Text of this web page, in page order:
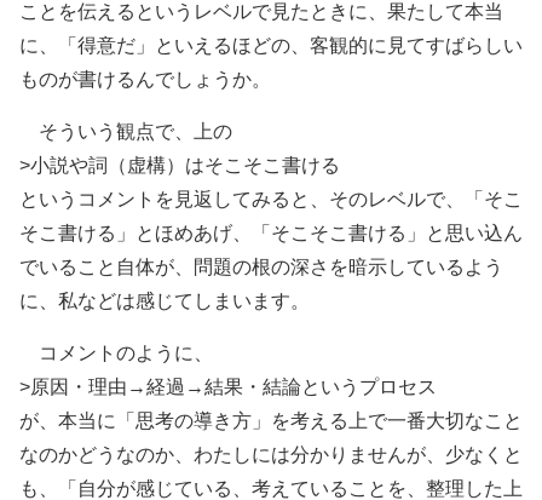
ことを伝えるというレベルで見たときに、果たして本当
に、「得意だ」といえるほどの、客観的に見てすばらしい
ものが書けるんでしょうか。
そういう観点で、上の
>小説や詞（虚構）はそこそこ書ける
というコメントを見返してみると、そのレベルで、「そこ
そこ書ける」とほめあげ、「そこそこ書ける」と思い込ん
でいること自体が、問題の根の深さを暗示しているよう
に、私などは感じてしまいます。
コメントのように、
>原因・理由→経過→結果・結論というプロセス
が、本当に「思考の導き方」を考える上で一番大切なこと
なのかどうなのか、わたしには分かりませんが、少なくと
も、「自分が感じている、考えていることを、整理した上